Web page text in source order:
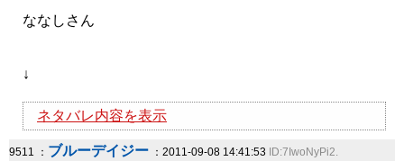
ななしさん
↓
ネタバレ内容を表示
9511 ： ブルーデイジー ：2011-09-08 14:41:53 ID:7IwoNyPi2.